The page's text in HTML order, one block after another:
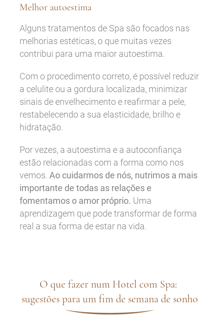
Melhor autoestima
Alguns tratamentos de Spa são focados nas
melhorias estéticas, o que muitas vezes
contribui para uma maior autoestima.
Com o procedimento correto, é possível reduzir
a celulite ou a gordura localizada, minimizar
sinais de envelhecimento e reafirmar a pele,
restabelecendo a sua elasticidade, brilho e
hidratação.
Por vezes, a autoestima e a autoconfiança
estão relacionadas com a forma como nos
vemos. Ao cuidarmos de nós, nutrimos a mais
importante de todas as relações e
fomentamos o amor próprio. Uma
aprendizagem que pode transformar de forma
real a sua forma de estar na vida.
O que fazer num Hotel com Spa:
sugestões para um fim de semana de sonho